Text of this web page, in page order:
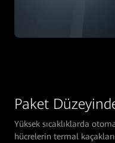
Paket
Yüksek sıcaklıklarda
hücrelerin termal